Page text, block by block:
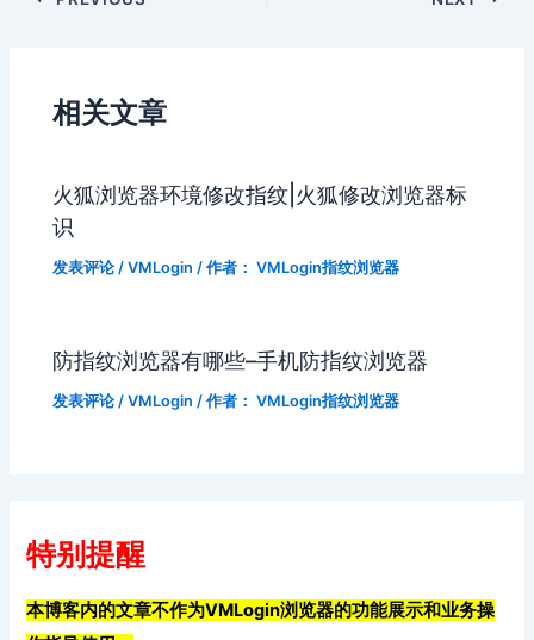
相关文章
火狐浏览器环境修改指纹|火狐修改浏览器标
识
发表评论 /VMLogin / 作者： VMLogin指纹浏览器
防指纹浏览器有哪些–手机防指纹浏览器
发表评论 /VMLogin / 作者： VMLogin指纹浏览器
特别提醒
本博客内的文章不作为VMLogin浏览器的功能展示和业务操